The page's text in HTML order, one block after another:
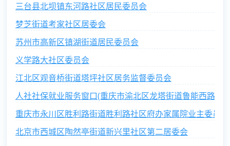
三台县北坝镇东河路社区居民委员会
梦芝街道考家社区居委会
苏州市高新区镇湖街道居民委员会
义学路大社区委员会
江北区观音桥街道塔坪社区居务监督委员会
人社社保就业服务窗口(重庆市渝北区龙塔街道鲁能西路社
重庆市永川区胜利路街道胜利路社区府办家属院业主委员会
北京市西城区陶然亭街道新兴里社区第二居委会